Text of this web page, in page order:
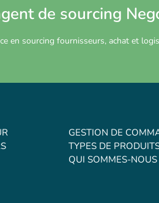
de sourcing
en sourcing fournisseurs, achat et
GESTION DE
TYPES DE
QUI SOMMES-NOUS